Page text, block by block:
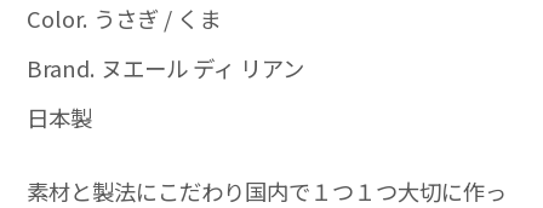
Color. うさぎ / くま
Brand. ヌエール ディ リアン
日本製
素材と製法にこだわり国内で１つ１つ大切に作っ